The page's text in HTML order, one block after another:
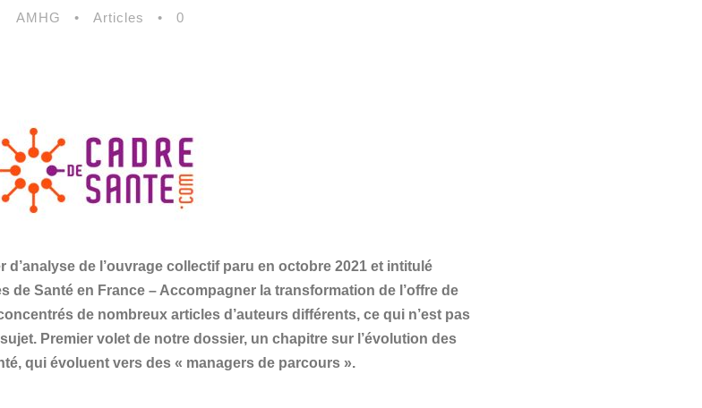
AMHG • Articles • 0
de l’ouvrage collectif paru en octobre 2021 et intitulé
de Santé en France – Accompagner la transformation de l’offre de
de nombreux articles d’auteurs différents, ce qui n’est pas
Premier volet de notre dossier, un chapitre sur l’évolution des
qui évoluent vers des « managers de parcours ».